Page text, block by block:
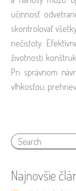
účinnosť
skontrolovať
nečistoty.
životnosti
Pri správnom
vlhkosťou,
Najnovšie